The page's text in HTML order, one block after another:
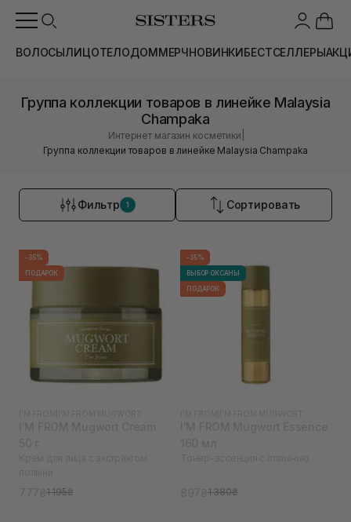
ВОЛОСЫЛИЦОТЕЛОДОММЕРЧНОВИНКИБЕСТСЕЛЛЕРЫ
Группа коллекции товаров в линейке Malaysia
Champaka
Интернет магазин косметики
Группа коллекции товаров в линейке Malaysia Champaka
Фильтр 1 Сортировать
-35%
ПОДАРОК
1 195₴
-35%
ВЫБОР ОКСАНЫ
ПОДАРОК
1 380₴